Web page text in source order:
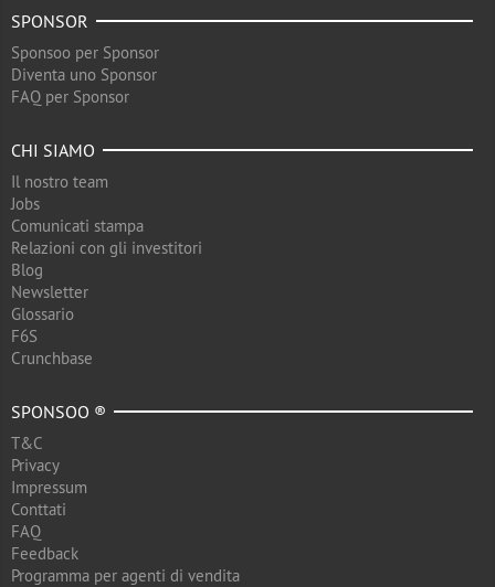
SPONSOR
Sponsoo per Sponsor
Diventa uno Sponsor
FAQ per Sponsor
CHI SIAMO
Il nostro team
Jobs
Comunicati stampa
Relazioni con gli investitori
Blog
Newsletter
Glossario
F6S
Crunchbase
SPONSOO ®
T&C
Privacy
Impressum
Conttati
FAQ
Feedback
Programma per agenti di vendita